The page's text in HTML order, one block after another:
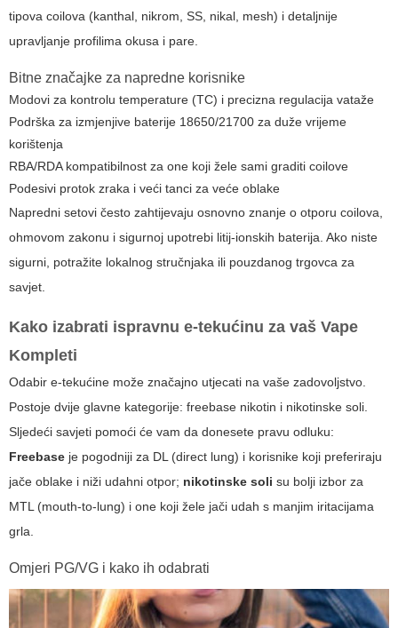
tipova coilova (kanthal, nikrom, SS, nikal, mesh) i detaljnije
upravljanje profilima okusa i pare.
Bitne značajke za napredne korisnike
Modovi za kontrolu temperature (TC) i precizna regulacija vataže
Podrška za izmjenjive baterije 18650/21700 za duže vrijeme
korištenja
RBA/RDA kompatibilnost za one koji žele sami graditi coilove
Podesivi protok zraka i veći tanci za veće oblake
Napredni setovi često zahtijevaju osnovno znanje o otporu coilova,
ohmovom zakonu i sigurnoj upotrebi litij-ionskih baterija. Ako niste
sigurni, potražite lokalnog stručnjaka ili pouzdanog trgovca za
savjet.
Kako izabrati ispravnu e-tekućinu za vaš Vape
Kompleti
Odabir e-tekućine može značajno utjecati na vaše zadovoljstvo.
Postoje dvije glavne kategorije: freebase nikotin i nikotinske soli.
Sljedeći savjeti pomoći će vam da donesete pravu odluku:
Freebase je pogodniji za DL (direct lung) i korisnike koji preferiraju
jače oblake i niži udahni otpor; nikotinske soli su bolji izbor za
MTL (mouth-to-lung) i one koji žele jači udah s manjim iritacijama
grla.
Omjeri PG/VG i kako ih odabrati